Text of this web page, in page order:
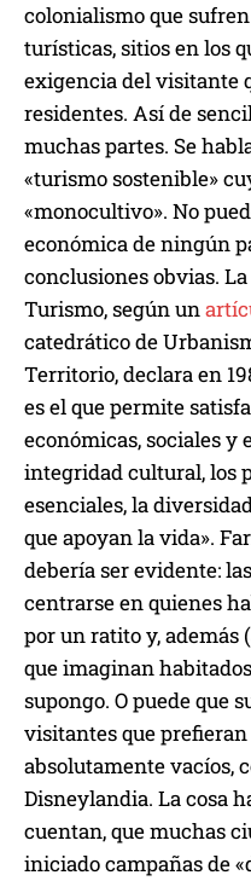
colonialismo que
turísticas, sitios en los
exigencia del visitante
residentes. Así de
muchas partes. Se
«turismo sostenible»
«monocultivo». No
económica de ningún
conclusiones obvias.
Turismo, según un
catedrático de
Territorio, declara en
es el que permite
económicas, sociales y
integridad cultural, los
esenciales, la
que apoyan la vida».
debería ser evidente:
centrarse en quienes
por un ratito y, además
que imaginan
supongo. O puede que
visitantes que
absolutamente vacíos,
Disneylandia. La cosa
cuentan, que muchas
iniciado campañas de